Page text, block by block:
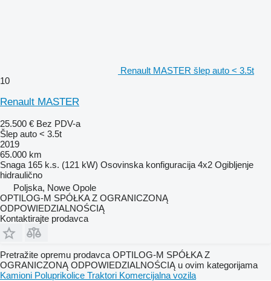
Renault MASTER šlep auto < 3.5t
10
Renault MASTER
25.500 € Bez PDV-a
Šlep auto < 3.5t
2019
65.000 km
Snaga 165 k.s. (121 kW) Osovinska konfiguracija 4x2 Ogibljenje
hidraulično
Poljska, Nowe Opole
OPTILOG-M SPÓŁKA Z OGRANICZONĄ
ODPOWIEDZIALNOŚCIĄ
Kontaktirajte prodavca
Pretražite opremu prodavca OPTILOG-M SPÓŁKA Z
OGRANICZONĄ ODPOWIEDZIALNOŚCIĄ u ovim kategorijama
Kamioni Poluprikolice Traktori Komercijalna vozila